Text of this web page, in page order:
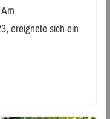
ereignete sich ein